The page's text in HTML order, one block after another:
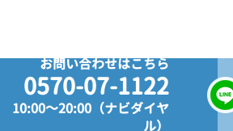
お問い合わせはこちら
0570-07-1122
10:00～20:00（ナビダイヤ
ル）